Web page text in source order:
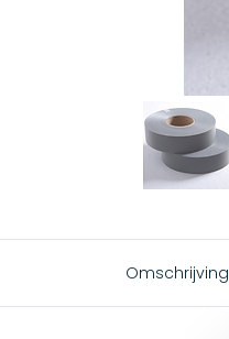
Omschrijving